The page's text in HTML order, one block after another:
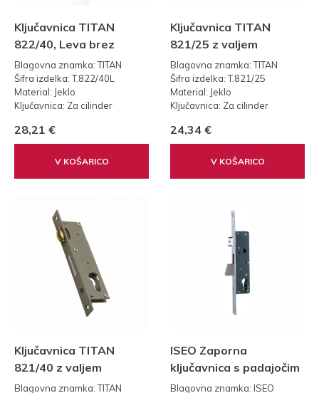
Ključavnica TITAN
822/40, Leva brez
vzvoda
Blagovna znamka: TITAN
Šifra izdelka: T.822/40L
Material: Jeklo
Ključavnica: Za cilinder
28,21 €
V KOŠARICO
Ključavnica TITAN
821/25 z valjem
Blagovna znamka: TITAN
Šifra izdelka: T.821/25
Material: Jeklo
Ključavnica: Za cilinder
24,34 €
V KOŠARICO
Ključavnica TITAN
821/40 z valjem
Blagovna znamka: TITAN
ISEO Zaporna
ključavnica s padajočim
zaklepom - 25mm
Blagovna znamka: ISEO